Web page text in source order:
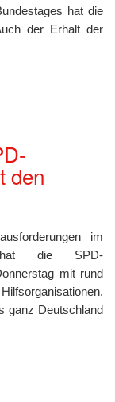
hat die
der Erhalt der
den
im
hat die SPD-
mit rund
ganz Deutschland